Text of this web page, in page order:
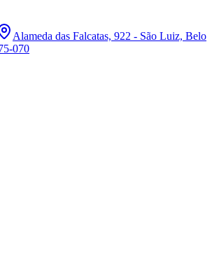
Alameda das Falcatas, 922 - São Luiz, Belo
070